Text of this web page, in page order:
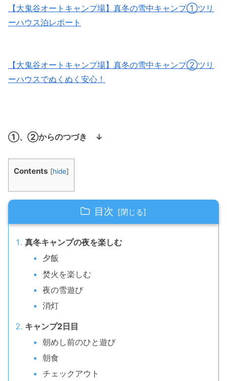
【大鬼谷オートキャンプ場】真冬の雪中キャンプ①ツリ
ーハウス泊レポート
【大鬼谷オートキャンプ場】真冬の雪中キャンプ②ツリ
ーハウスでぬくぬく安心！
①、②からのつづき ↓
Contents [hide]
目次
真冬キャンプの夜を楽しむ
夕飯
焚火を楽しむ
夜の雪遊び
消灯
キャンプ2日目
朝めし前のひと遊び
朝食
チェックアウト